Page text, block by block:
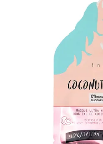
Zoomer sur l'image